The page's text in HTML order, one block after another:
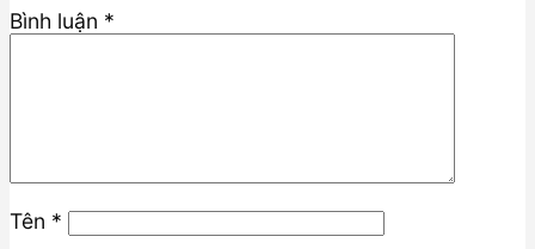
Bình luận *
Tên *